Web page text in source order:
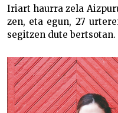
Iriart haurra zela
zen, eta egun, 27
segitzen dute bertsotan.